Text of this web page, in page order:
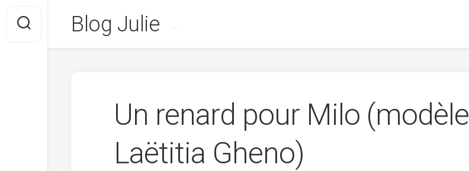
content
Blog Julie …
Un renard pour Milo (modèle
Laëtitia Gheno)